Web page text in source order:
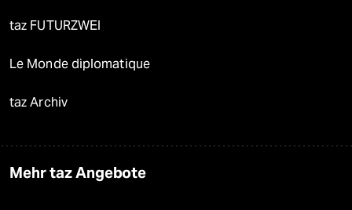
taz FUTURZWEI
Le Monde diplomatique
taz Archiv
Mehr taz Angebote